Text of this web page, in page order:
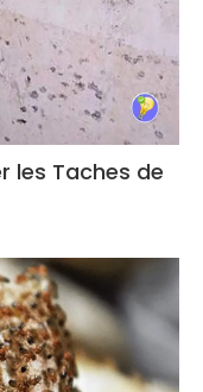
les Taches de